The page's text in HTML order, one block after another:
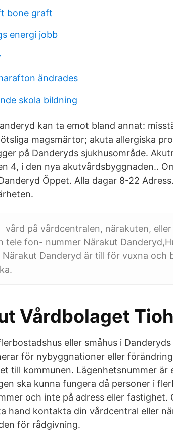
bone graft
energi jobb
ändrades
skola bildning
kan ta emot bland annat:
magsmärtor; akuta allergiska
på Danderyds sjukhusområde.
4, i den nya akutvårdsbyggnaden..
Öppet. Alla dagar 8-22
vård på vårdcentralen, närakuten,
tele fon- nummer Närakut
Närakut Danderyd är till för vuxna och
Vårdbolaget
eller småhus i
för nybyggnationer eller
till kommunen. Lägenhetsnummer
ska kunna fungera då personer i
och inte på adress eller fastighet.
hand kontakta din vårdcentral eller
för rådgivning.